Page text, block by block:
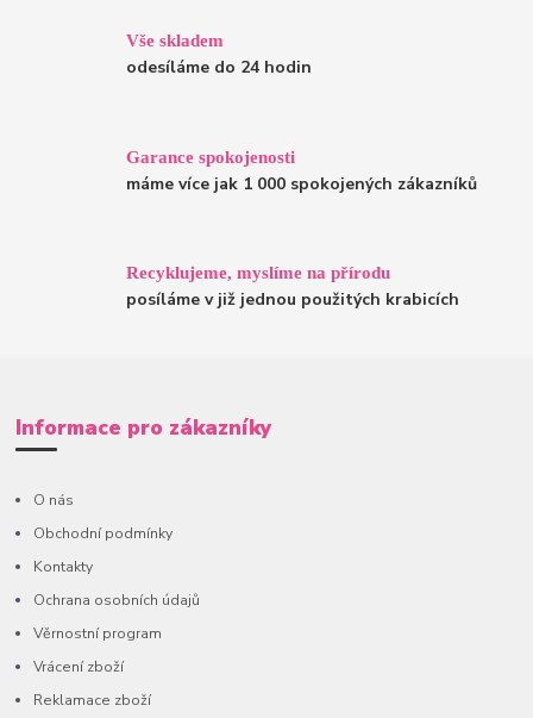
Vše skladem
odesíláme do 24 hodin
Garance spokojenosti
máme více jak 1 000 spokojených zákazníků
Recyklujeme, myslíme na přírodu
posíláme v již jednou použitých krabicích
Informace pro zákazníky
O nás
Obchodní podmínky
Kontakty
Ochrana osobních údajů
Věrnostní program
Vrácení zboží
Reklamace zboží